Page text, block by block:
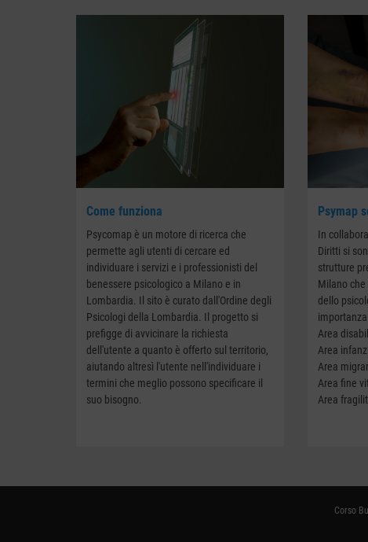
Come funziona
Psycomap è un motore di ricerca che
permette agli utenti di cercare ed
individuare i servizi e i professionisti del
benessere psicologico a Milano e in
Lombardia. Il sito è curato dall'Ordine degli
Psicologi della Lombardia. Il progetto si
prefigge di avvicinare la richiesta
dell'utente a quanto è offerto sul territorio,
aiutando altresì l'utente nell'individuare i
termini che meglio possono specificare il
suo bisogno.
Psymap
In
Diritti si
strutture
Milano
dello
Area
Area
Area
Area fine
Area
Corso